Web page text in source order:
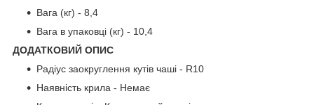
Вага (кг) - 8,4
Вага в упаковці (кг) - 10,4
ДОДАТКОВИЙ ОПИС
Радіус заокруглення кутів чаші - R10
Наявність крила - Немає